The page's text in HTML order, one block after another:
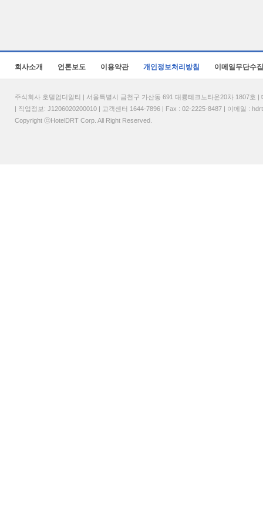
회사소개 언론보도 이용약관 개인정보처리방침 이메일무단수
주식회사 호텔업디알티 | 서울특별시 금천구 가산동 691 대륭테크노타운20차 1807
| 직업정보: J1206020200010 | 고객센터 1644-7896 | Fax : 02-2225-8487 | 이메일 :
Copyright ⓒHotelDRT Corp. All Right Reserved.